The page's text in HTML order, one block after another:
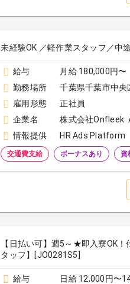
未経験OK ／軽作業スタッフ／中
給与
月給 180,000円〜
勤務場所
千葉県千葉市中央
雇用形態
正社員
企業名
株式会社Onfleek
情報提供
HR Ads Platform
交通費支給 ボーナスあり 資
【日払い可】週5～★即入寮OK
タッフ】[JO0281S5]
給与
日給 12,000円〜